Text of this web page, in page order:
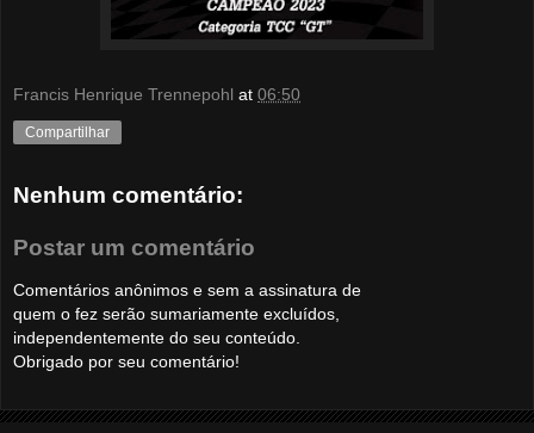
Francis Henrique Trennepohl at 06:50
Compartilhar
Nenhum comentário:
Postar um comentário
Comentários anônimos e sem a assinatura de
quem o fez serão sumariamente excluídos,
independentemente do seu conteúdo.
Obrigado por seu comentário!